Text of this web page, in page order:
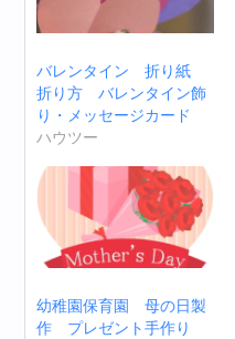
バレンタイン 折り紙
折り方 バレンタイン飾
り・メッセージカード
ハウツー
幼稚園保育園 母の日製
作 プレゼント手作り